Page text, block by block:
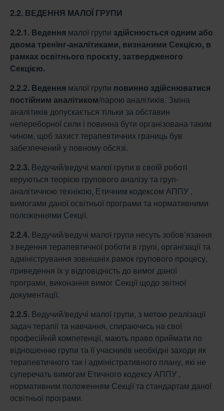
2.2. ВЕДЕННЯ МАЛОЇ ГРУПИ
2.2.1. Ведення малої групи здійснюється одним або
двома тренінг-аналітиками, визнаними Секцією, в
рамках освітнього проєкту, затвердженого
Секцією.
2.2.2. Ведення малої групи повинно здійснюватися
постійним аналітиком/парою аналітиків. Зміна
аналітиків допускається тільки за обставин
непереборної сили і повинна бути організована таким
чином, щоб захист терапевтичних границь був
забезпечений у повному обсязі.
2.2.3. Ведучий/ведучі малої групи в своїй роботі
керуються теорією групового аналізу та груп-
аналітичною технікою, Етичним кодексом АППУ ,
вимогами даної освітньої програми та нормативними
положеннями Секції.
2.2.4. Ведучий/ведучі малої групи несуть зобов’язання
з ведення терапевтичної роботи в групі, організації та
адміністрування зовнішніх рамок групового процесу,
приведення їх у відповідність до вимог даної
програми, виконання вимог Секції щодо звітної
документації.
2.2.5. Ведучий/ведучі малої групи, з метою реалізації
задач терапії та навчання, спираючись на свої
професійній компетенції, мають право приймати по
відношенню групи та її учасників необхідні заходи як
терапевтичного так і адміністративного плану, які не
суперечать вимогам Етичного кодексу АППУ ,
нормативним положенням Секції та стандартам даної
освітньої програми.